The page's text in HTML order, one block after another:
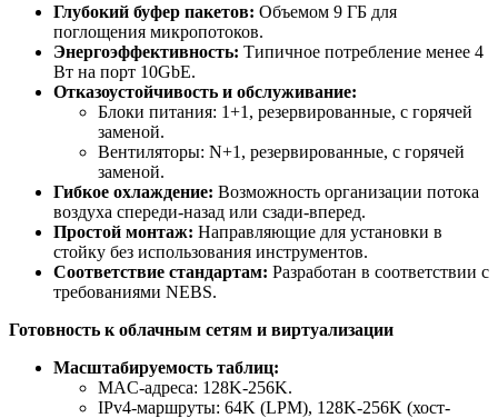
Глубокий буфер пакетов: Объемом 9 ГБ для
поглощения микропотоков.
Энергоэффективность: Типичное потребление менее 4
Вт на порт 10GbE.
Отказоустойчивость и обслуживание:
Блоки питания: 1+1, резервированные, с горячей
заменой.
Вентиляторы: N+1, резервированные, с горячей
заменой.
Гибкое охлаждение: Возможность организации потока
воздуха спереди-назад или сзади-вперед.
Простой монтаж: Направляющие для установки в
стойку без использования инструментов.
Соответствие стандартам: Разработан в соответствии с
требованиями NEBS.
Готовность к облачным сетям и виртуализации
Масштабируемость таблиц:
MAC-адреса: 128K-256K.
IPv4-маршруты: 64K (LPM), 128K-256K (хост-